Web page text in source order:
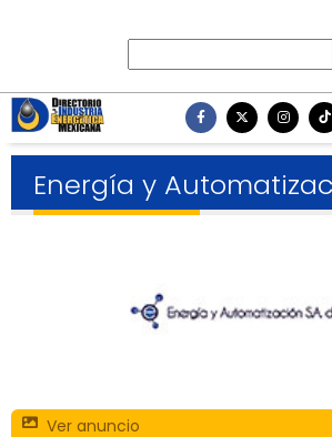
Energía y
Ver anuncio